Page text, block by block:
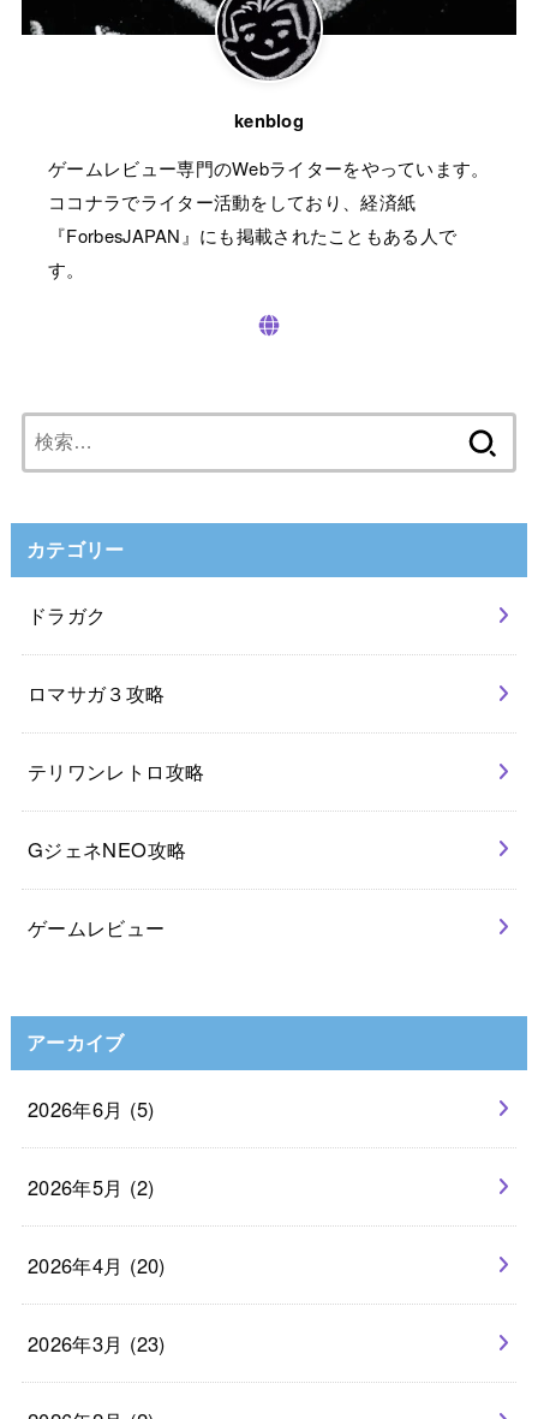
kenblog
ゲームレビュー専門のWebライターをやっています。
ココナラでライター活動をしており、経済紙
『ForbesJAPAN』にも掲載されたこともある人で
す。
索:
カテゴリー
ドラガク
ロマサガ３攻略
テリワンレトロ攻略
GジェネNEO攻略
ゲームレビュー
アーカイブ
2026年6月 (5)
2026年5月 (2)
2026年4月 (20)
2026年3月 (23)